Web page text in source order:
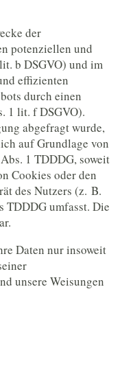
der
potenziellen und
b DSGVO) und im
effizienten
durch einen
1 lit. f DSGVO).
abgefragt wurde,
auf Grundlage von
1 TDDDG, soweit
Cookies oder den
des Nutzers (z. B.
TDDDG umfasst. Die
Daten nur insoweit
unsere Weisungen